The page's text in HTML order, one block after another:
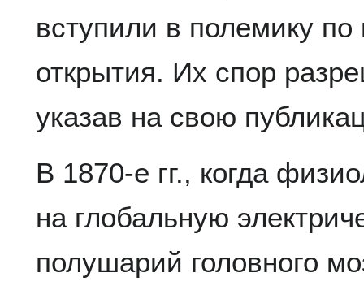
вступили в полемику по
открытия. Их спор
указав на свою
В 1870-е гг., когда
на глобальную
полушарий головного